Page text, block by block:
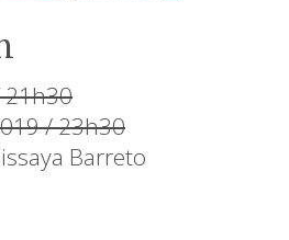
21h30
/ 23h30
Barreto